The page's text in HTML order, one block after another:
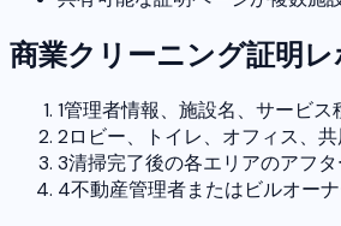
商業クリーニング証明
1管理者情報、施設名、サービス
2ロビー、トイレ、オフィス、
3清掃完了後の各エリアのアフ
4不動産管理者またはビルオー